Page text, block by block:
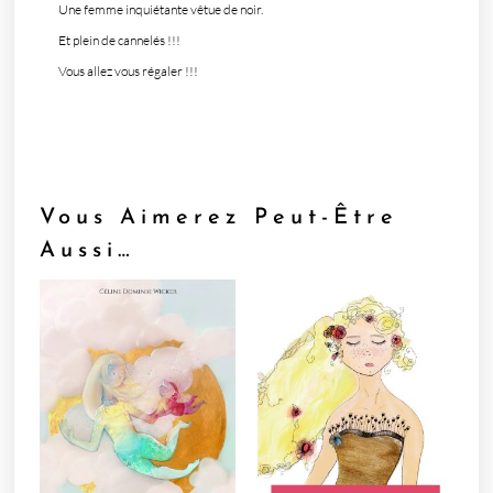
Une femme inquiétante vêtue de noir.
Et plein de cannelés !!!
Vous allez vous régaler !!!
Vous Aimerez Peut-Être
Aussi…